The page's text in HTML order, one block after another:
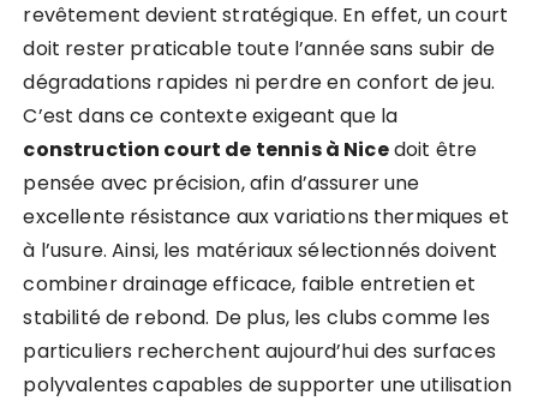
revêtement devient stratégique. En effet, un court
doit rester praticable toute l’année sans subir de
dégradations rapides ni perdre en confort de jeu.
C’est dans ce contexte exigeant que la
construction court de tennis à Nicedoit être
pensée avec précision, afin d’assurer une
excellente résistance aux variations thermiques et
à l’usure. Ainsi, les matériaux sélectionnés doivent
combiner drainage efficace, faible entretien et
stabilité de rebond. De plus, les clubs comme les
particuliers recherchent aujourd’hui des surfaces
polyvalentes capables de supporter une utilisation